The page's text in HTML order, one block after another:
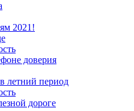
2021!
доверия
летний период
дороге